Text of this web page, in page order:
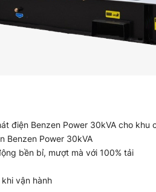
điện Benzen Power 30kVA cho khu
Benzen Power 30kVA
bền bỉ, mượt mà với 100% tải
vận hành